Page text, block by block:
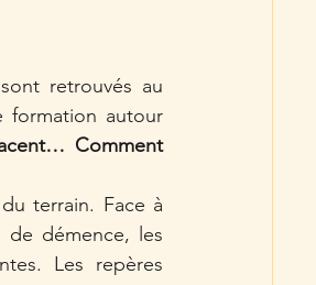
retrouvés au
formation autour
Comment
terrain. Face à
de démence, les
Les repères